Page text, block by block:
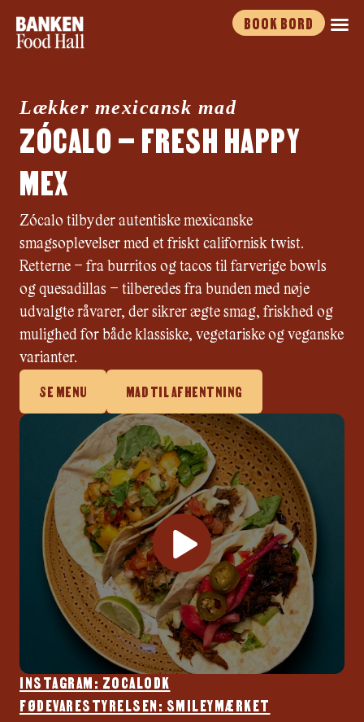
BOOK BORD
ZÓCALO – FRESH HAPPY
MEX
Lækker mexicansk mad
Zócalo tilbyder autentiske mexicanske
smagsoplevelser med et friskt californisk twist.
Retterne – fra burritos og tacos til farverige bowls
og quesadillas – tilberedes fra bunden med nøje
udvalgte råvarer, der sikrer ægte smag, friskhed og
mulighed for både klassiske, vegetariske og veganske
varianter.
SE MENU MAD TIL AFHENTNING
INSTAGRAM: ZOCALODK
FØDEVARESTYRELSEN: SMILEYMÆRKET